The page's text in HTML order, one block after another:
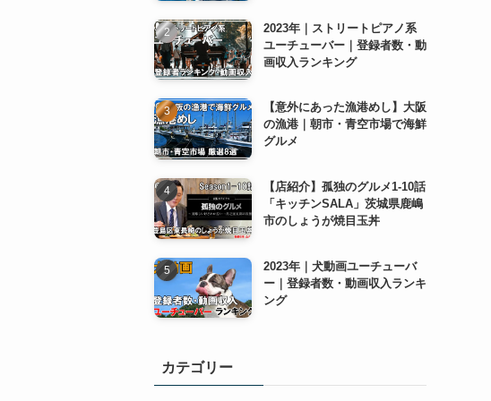
2023年｜ストリートピアノ系
ユーチューバー｜登録者数・動
画収入ランキング
【意外にあった漁港めし】大阪
の漁港｜朝市・青空市場で海鮮
グルメ
【店紹介】孤独のグルメ1-10話
「キッチンSALA」茨城県鹿嶋
市のしょうが焼目玉丼
2023年｜犬動画ユーチューバ
ー｜登録者数・動画収入ランキ
ング
カテゴリー